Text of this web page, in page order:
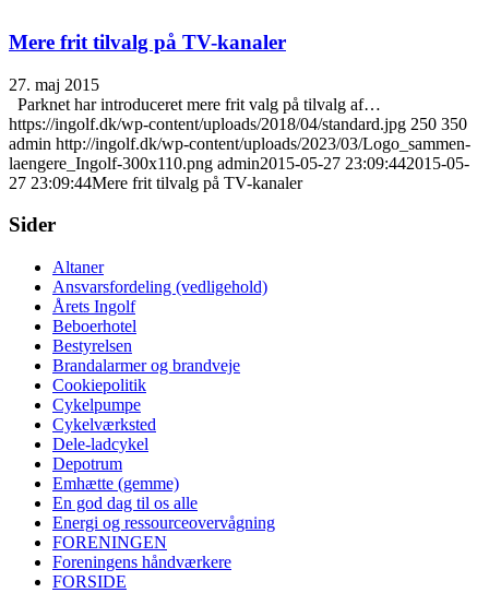
Mere frit tilvalg på TV-kanaler
27. maj 2015
Parknet har introduceret mere frit valg på tilvalg af…
https://ingolf.dk/wp-content/uploads/2018/04/standard.jpg 250 350
admin http://ingolf.dk/wp-content/uploads/2023/03/Logo_sammen-
laengere_Ingolf-300x110.png admin2015-05-27 23:09:442015-05-
27 23:09:44Mere frit tilvalg på TV-kanaler
Sider
Altaner
Ansvarsfordeling (vedligehold)
Årets Ingolf
Beboerhotel
Bestyrelsen
Brandalarmer og brandveje
Cookiepolitik
Cykelpumpe
Cykelværksted
Dele-ladcykel
Depotrum
Emhætte (gemme)
En god dag til os alle
Energi og ressourceovervågning
FORENINGEN
Foreningens håndværkere
FORSIDE